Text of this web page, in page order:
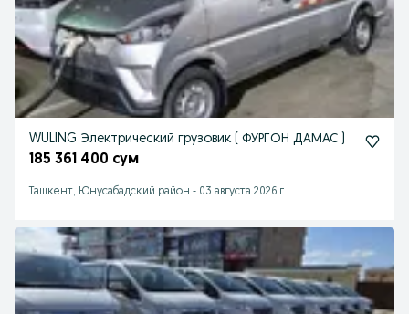
WULING Электрический грузовик ( ФУРГОН ДАМАС )
185 361 400 сум
Ташкент, Юнусабадский район - 03 августа 2026 г.